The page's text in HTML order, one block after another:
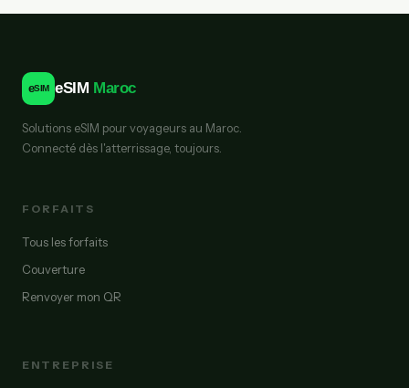
eSIM eSIM Maroc
Solutions eSIM pour voyageurs au Maroc.
Connecté dès l'atterrissage, toujours.
FORFAITS
Tous les forfaits
Couverture
Renvoyer mon QR
ENTREPRISE